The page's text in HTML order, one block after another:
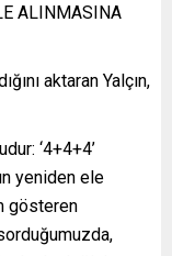
ALINMASINA
aktaran Yalçın,
‘4+4+4’
yeniden ele
gösteren